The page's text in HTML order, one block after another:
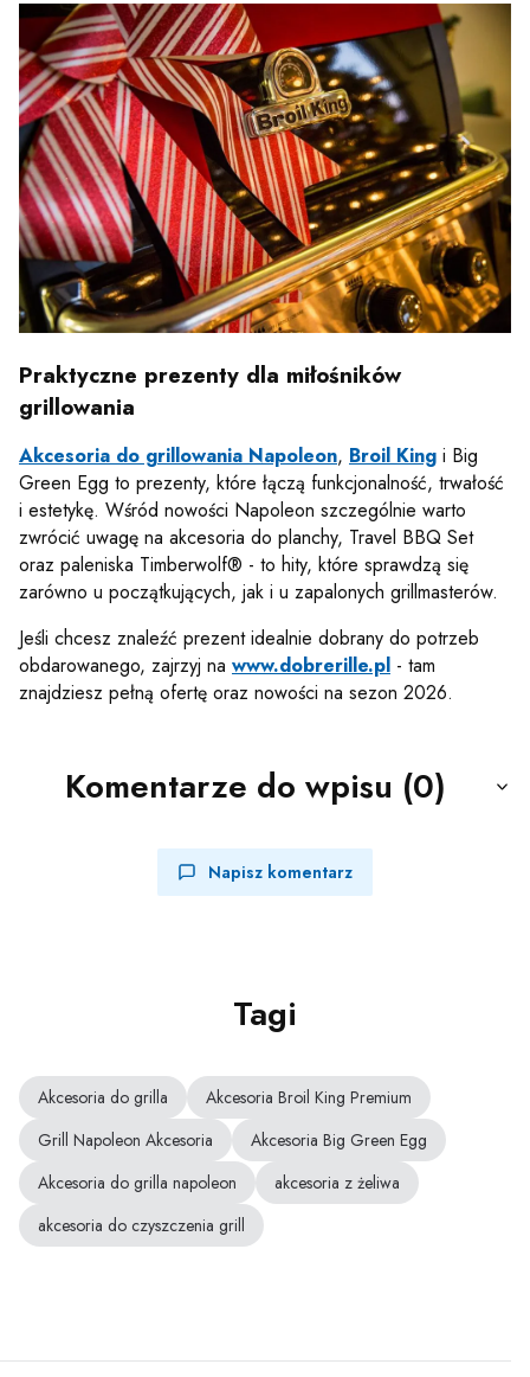
Praktyczne prezenty dla miłośników
grillowania
Akcesoria do grillowania Napoleon, Broil King i Big
Green Egg to prezenty, które łączą funkcjonalność, trwałość
i estetykę. Wśród nowości Napoleon szczególnie warto
zwrócić uwagę na akcesoria do planchy, Travel BBQ Set
oraz paleniska Timberwolf® - to hity, które sprawdzą się
zarówno u początkujących, jak i u zapalonych grillmasterów.
Jeśli chcesz znaleźć prezent idealnie dobrany do potrzeb
obdarowanego, zajrzyj na www.dobrerille.pl - tam
znajdziesz pełną ofertę oraz nowości na sezon 2026.
Komentarze do wpisu (0)
Napisz komentarz
Tagi
Akcesoria do grilla
Akcesoria Broil King Premium
Grill Napoleon Akcesoria
Akcesoria Big Green Egg
Akcesoria do grilla napoleon
akcesoria z żeliwa
akcesoria do czyszczenia grill